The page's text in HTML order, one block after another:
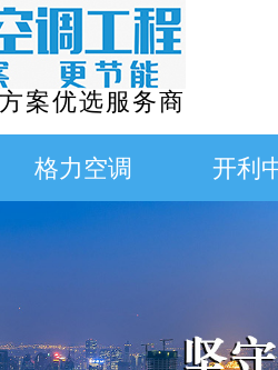
案优选服务商
格力空调 开利